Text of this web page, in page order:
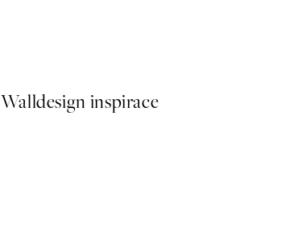
Walldesign inspirace